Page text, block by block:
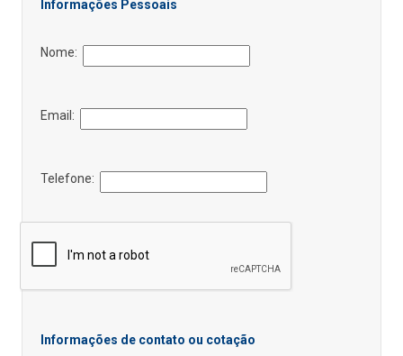
Informações Pessoais
Nome:
Email:
Telefone:
Informações de contato ou cotação